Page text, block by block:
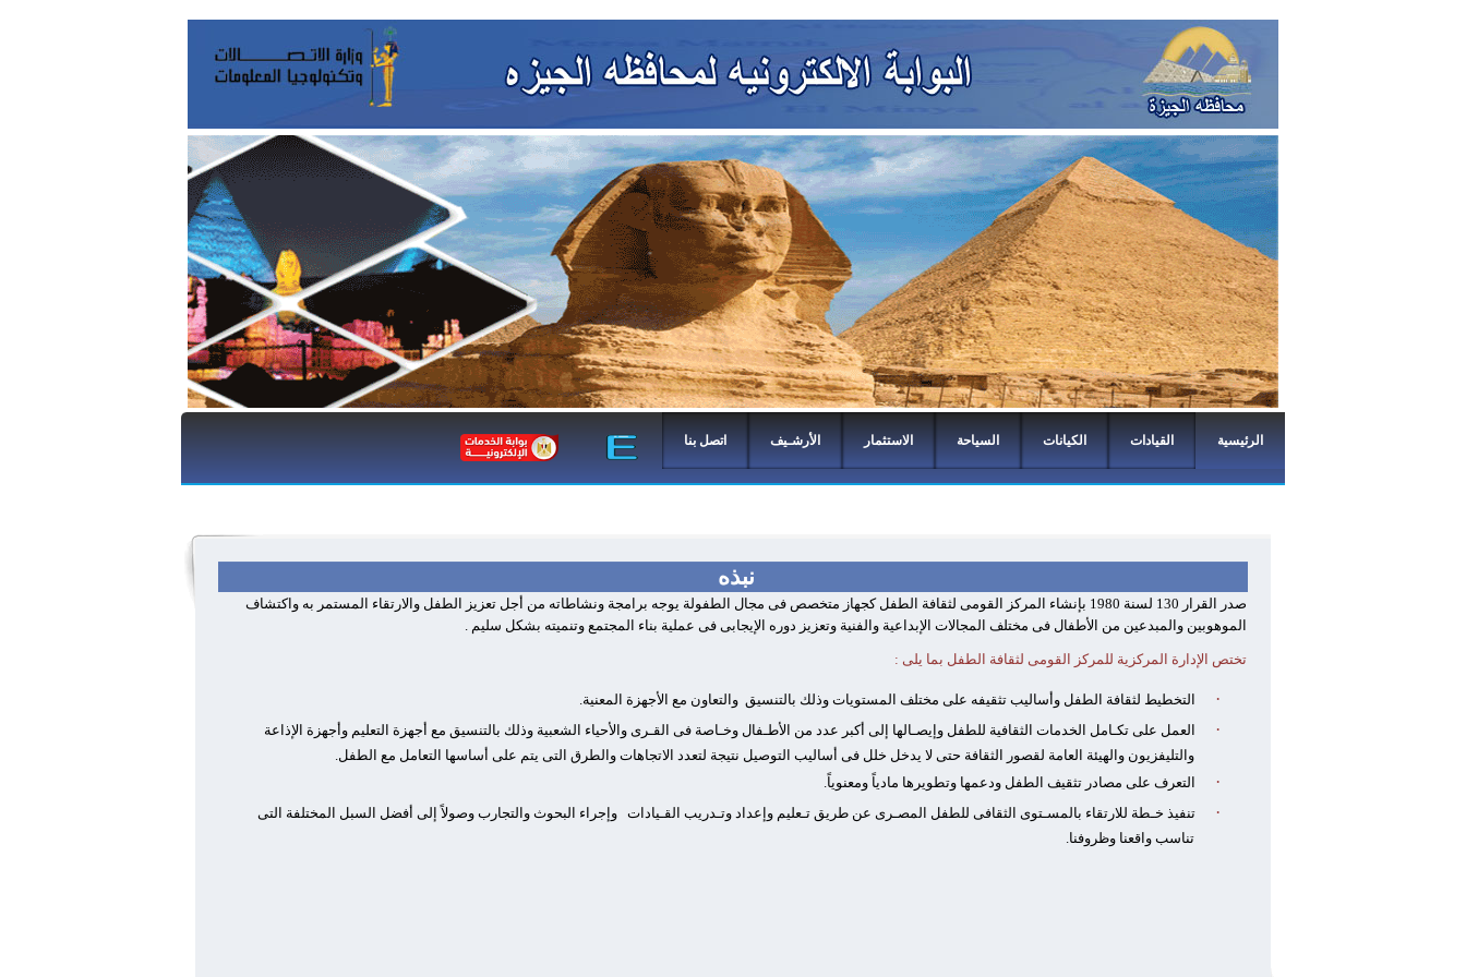
الرئيسية القيادات الكيانات السياحة الاستثمار الأرشـيف اتصل بنا
نبذه
صدر القرار 130 لسنة 1980 بإنشاء المركز القومى لثقافة الطفل كجهاز متخصص فى مجال الطفولة يوجه برامجة ونشاطاته من أجل تعزيز الطفل والارتقاء المستمر به واكتشاف
الموهوبين والمبدعين من الأطفال فى مختلف المجالات الإبداعية والفنية وتعزيز دوره الإيجابى فى عملية بناء المجتمع وتنميته بشكل سليم .
تختص الإدارة المركزية للمركز القومى لثقافة الطفل بما يلى :
· التخطيط لثقافة الطفل وأساليب تثقيفه على مختلف المستويات وذلك بالتنسيق والتعاون مع الأجهزة المعنية.
·
العمل على تكـامل الخدمات الثقافية للطفل وإيصـالها إلى أكبر عدد من الأطـفال وخـاصة فى القـرى والأحياء الشعبية وذلك بالتنسيق مع أجهزة التعليم وأجهزة الإذاعة
والتليفزيون والهيئة العامة لقصور الثقافة حتى لا يدخل خلل فى أساليب التوصيل نتيجة لتعدد الاتجاهات والطرق التى يتم على أساسها التعامل مع الطفل.
· التعرف على مصادر تثقيف الطفل ودعمها وتطويرها مادياً ومعنوياً.
·
تنفيذ خـطة للارتقاء بالمسـتوى الثقافى للطفل المصـرى عن طريق تـعليم وإعداد وتـدريب القـيادات وإجراء البحوث والتجارب وصولاً إلى أفضل السبل المختلفة التى
تناسب واقعنا وظروفنا.